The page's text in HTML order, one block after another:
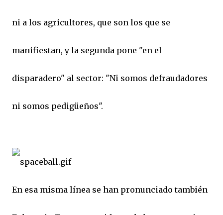
ni a los agricultores, que son los que se
manifiestan, y la segunda pone "en el
disparadero" al sector: "Ni somos defraudadores
ni somos pedigüeños".
En esa misma línea se han pronunciado también